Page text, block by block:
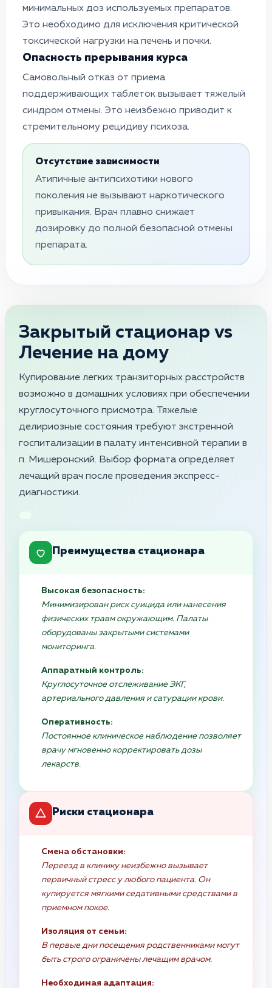
минимальных доз используемых препаратов.
Это необходимо для исключения критической
токсической нагрузки на печень и почки.
Опасность прерывания курса
Самовольный отказ от приема
поддерживающих таблеток вызывает тяжелый
синдром отмены. Это неизбежно приводит к
стремительному рецидиву психоза.
Отсутствие зависимости
Атипичные антипсихотики нового
поколения не вызывают наркотического
привыкания. Врач плавно снижает
дозировку до полной безопасной отмены
препарата.
Закрытый стационар vs
Лечение на дому
Купирование легких транзиторных расстройств
возможно в домашних условиях при обеспечении
круглосуточного присмотра. Тяжелые
делириозные состояния требуют экстренной
госпитализации в палату интенсивной терапии в
п. Мишеронский. Выбор формата определяет
лечащий врач после проведения экспресс-
диагностики.
Преимущества стационара
Высокая безопасность:
Минимизирован риск суицида или нанесения
физических травм окружающим. Палаты
оборудованы закрытыми системами
мониторинга.
Аппаратный контроль:
Круглосуточное отслеживание ЭКГ,
артериального давления и сатурации крови.
Оперативность:
Постоянное клиническое наблюдение позволяет
врачу мгновенно корректировать дозы
лекарств.
Риски стационара
Смена обстановки:
Переезд в клинику неизбежно вызывает
первичный стресс у любого пациента. Он
купируется мягкими седативными средствами в
приемном покое.
Изоляция от семьи:
В первые дни посещения родственниками могут
быть строго ограничены лечащим врачом.
Необходимая адаптация: